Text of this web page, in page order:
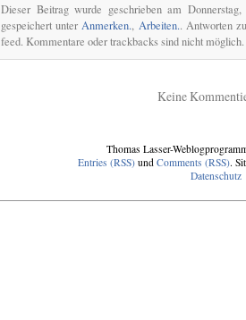
Dieser Beitrag wurde geschrieben am
gespeichert unterAnmerken., Arbeiten.. Antworten
feed. Kommentare oder trackbacks sind nicht möglich.
Keine
Thomas Lasser-
Entries (RSS) und Comments (RSS).
Datenschutz